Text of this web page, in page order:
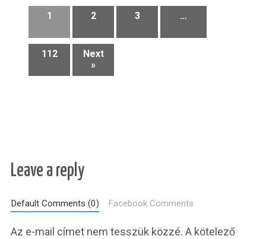
1 2 3 …
112
Next
»
Leave a reply
Default Comments (0) Facebook Comments
Az e-mail címet nem tesszük közzé. A kötelező